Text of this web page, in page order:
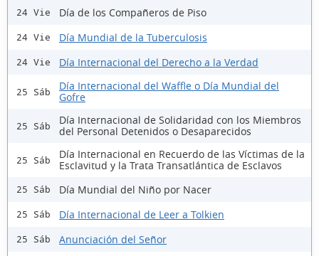
24 Vie Día de los Compañeros de Piso
24 Vie Día Mundial de la Tuberculosis
24 Vie Día Internacional del Derecho a la Verdad
25 Sáb
Día Internacional del Waffle o Día Mundial del
Gofre
25 Sáb
Día Internacional de Solidaridad con los Miembros
del Personal Detenidos o Desaparecidos
25 Sáb
Día Internacional en Recuerdo de las Víctimas de la
Esclavitud y la Trata Transatlántica de Esclavos
25 Sáb Día Mundial del Niño por Nacer
25 Sáb Día Internacional de Leer a Tolkien
25 Sáb Anunciación del Señor